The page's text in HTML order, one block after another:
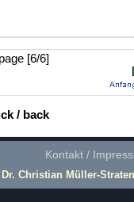
[6/6]
/ back
Kontakt /
Dr. Christian Müller-Straten